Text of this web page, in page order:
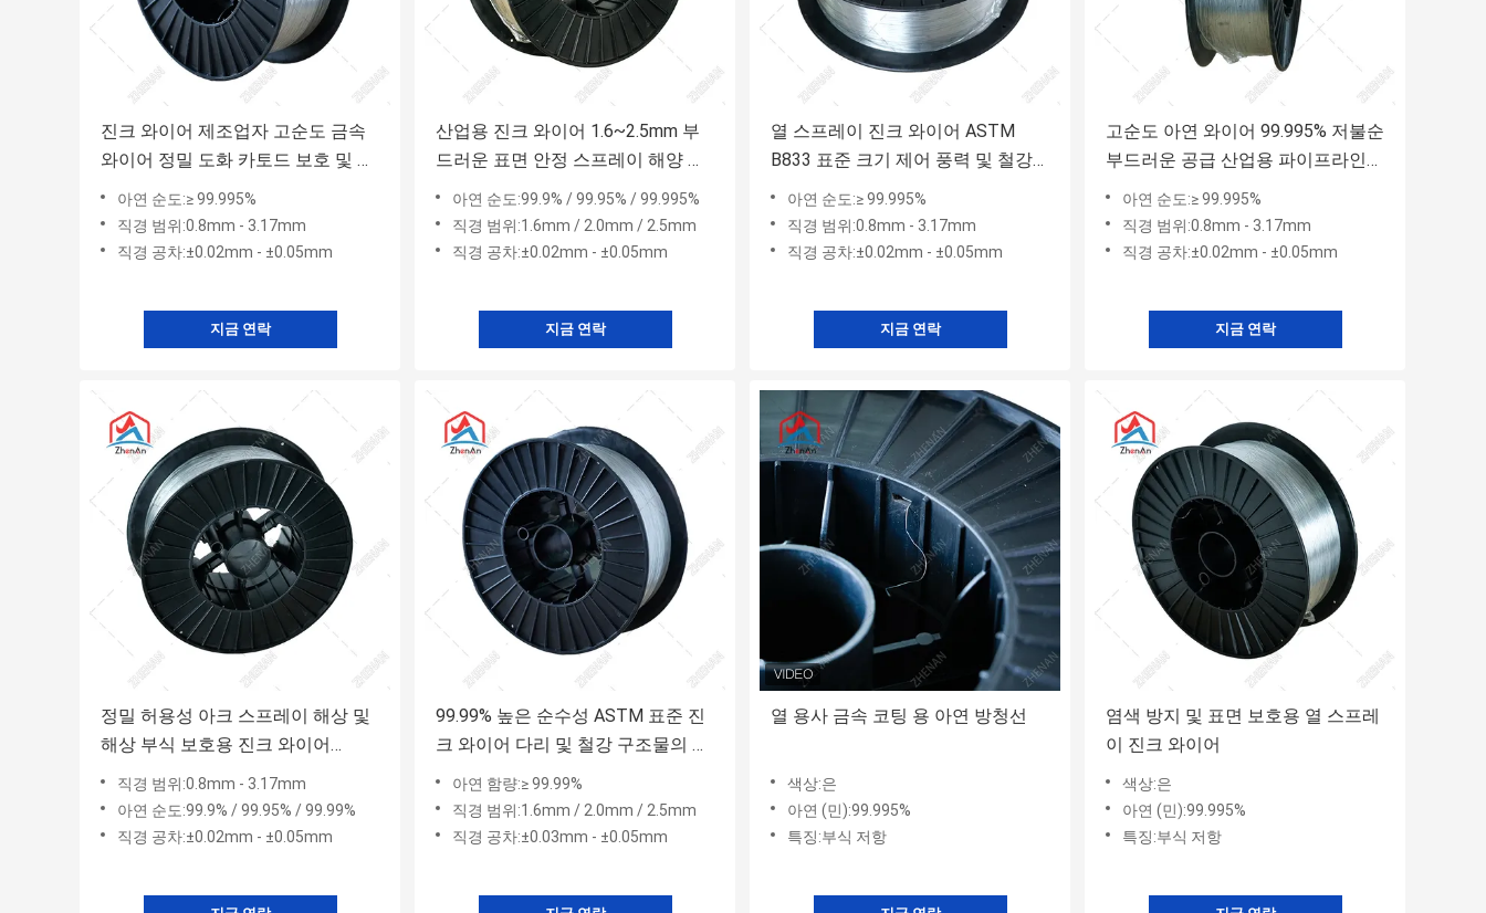
진크 와이어 제조업자 고순도 금속
와이어 정밀 도화 카토드 보호 및 항
부식 코팅
아연 순도:≥ 99.995%
직경 범위:0.8mm - 3.17mm
직경 공차:±0.02mm - ±0.05mm
지금 연락
산업용 진크 와이어 1.6~2.5mm 부
드러운 표면 안정 스프레이 해양 및
조선용 애플리케이션
아연 순도:99.9% / 99.95% / 99.995%
직경 범위:1.6mm / 2.0mm / 2.5mm
직경 공차:±0.02mm - ±0.05mm
지금 연락
열 스프레이 진크 와이어 ASTM
B833 표준 크기 제어 풍력 및 철강
구조물 부식 보호
아연 순도:≥ 99.995%
직경 범위:0.8mm - 3.17mm
직경 공차:±0.02mm - ±0.05mm
지금 연락
고순도 아연 와이어 99.995% 저불순
부드러운 공급 산업용 파이프라인
보호 애플리케이션
아연 순도:≥ 99.995%
직경 범위:0.8mm - 3.17mm
직경 공차:±0.02mm - ±0.05mm
지금 연락
정밀 허용성 아크 스프레이 해상 및
해상 부식 보호용 진크 와이어
0.8~3.17mm
직경 범위:0.8mm - 3.17mm
아연 순도:99.9% / 99.95% / 99.99%
직경 공차:±0.02mm - ±0.05mm
99.99% 높은 순수성 ASTM 표준 진
크 와이어 다리 및 철강 구조물의 열
분사 부패 보호
아연 함량:≥ 99.99%
직경 범위:1.6mm / 2.0mm / 2.5mm
직경 공차:±0.03mm - ±0.05mm
열 용사 금속 코팅 용 아연 방청선
색상:은
아연 (민):99.995%
특징:부식 저항
염색 방지 및 표면 보호용 열 스프레
이 진크 와이어
색상:은
아연 (민):99.995%
특징:부식 저항